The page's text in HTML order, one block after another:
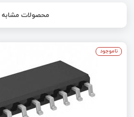
محصولات مشابه
ناموجود